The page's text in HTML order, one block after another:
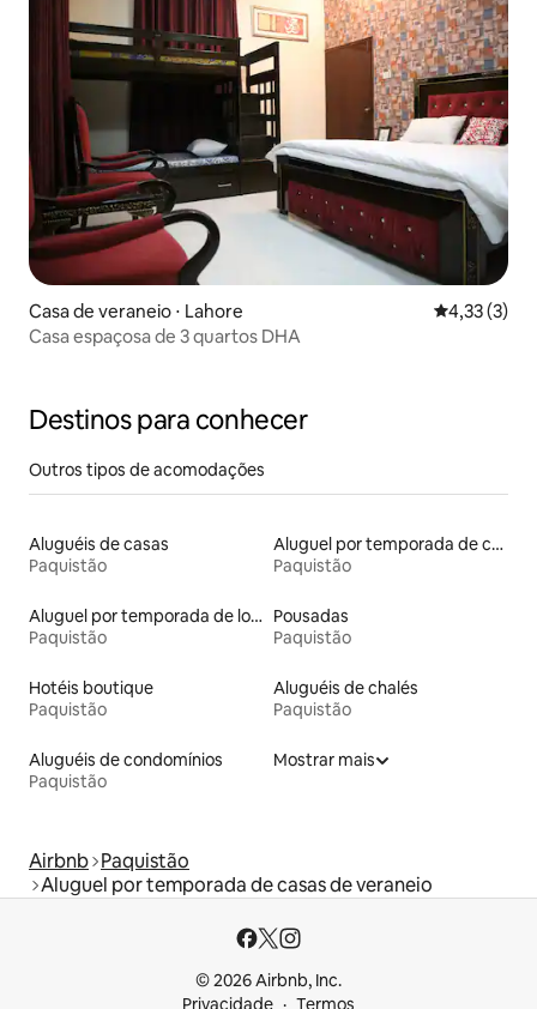
Casa de veraneio ⋅ Lahore 4,33 de
4,33 (3)
Casa espaçosa de 3 quartos DHA
Destinos para conhecer
Outros tipos de acomodações
Aluguéis de casas
Paquistão
Aluguel por temporada de casas de hóspedes
Paquistão
Aluguel por temporada de lofts
Paquistão
Pousadas
Paquistão
Hotéis boutique
Paquistão
Aluguéis de chalés
Paquistão
Aluguéis de condomínios
Paquistão
Mostrar mais
Airbnb Paquistão
Aluguel por temporada de casas de veraneio
© 2026 Airbnb, Inc.
Privacidade
Termos